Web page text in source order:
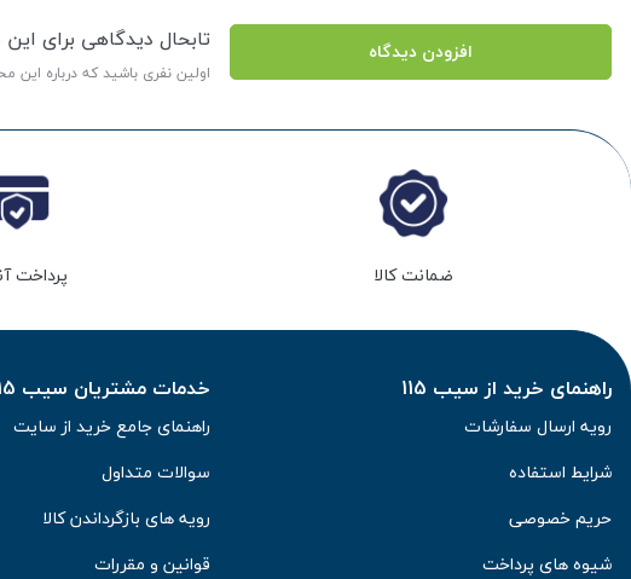
افزودن دیدگاه تابحال دیدگاهی برای
اولین نفری باشید که درباره
ضمانت کالا پرداخت
راهنمای خرید از سیب 115
رویه ارسال سفارشات
شرایط استفاده
حریم خصوصی
شیوه های پرداخت
خدمات مشتریان سیب 115
راهنمای جامع خرید از سایت
سوالات متداول
رویه های بازگرداندن کالا
قوانین و مقررات